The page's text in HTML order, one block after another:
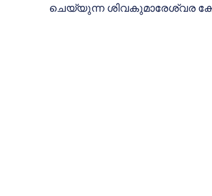
ചെയ്യുന്ന ശിവകുമാരേശ്വര